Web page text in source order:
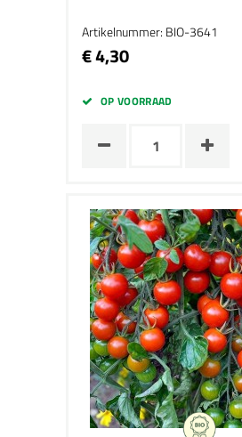
Artikelnummer: BIO-3641
€ 4,30
OP VOORRAAD